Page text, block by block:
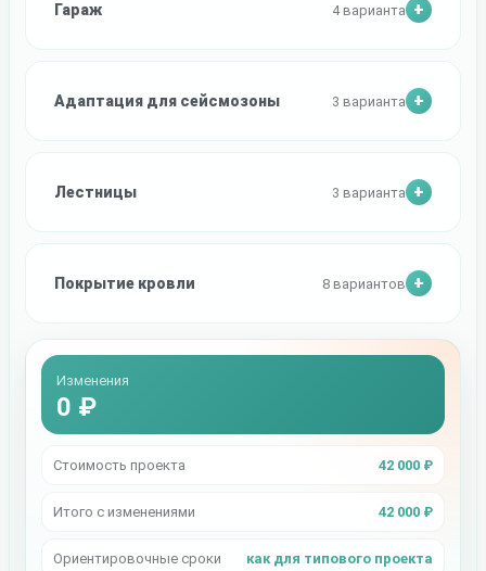
Гараж 4 варианта
Адаптация для сейсмозоны 3 варианта
Лестницы 3 варианта
Покрытие кровли 8 вариантов
Изменения
0 ₽
Стоимость проекта 42 000 ₽
Итого с изменениями 42 000 ₽
Ориентировочные сроки как для типового проекта